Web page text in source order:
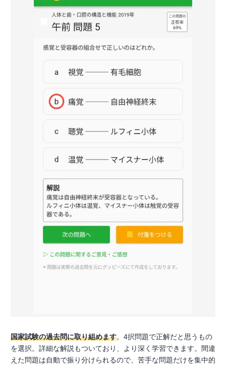
国家試験の過去問に取り組めます。4択問題で正解だと思うもの
を選択。詳細な解説もついており、より深く学習できます。間違
えた問題は自動で振り分けられるので、苦手な問題だけを集中的